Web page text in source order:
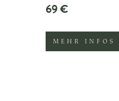
69 €
MEHR INFOS